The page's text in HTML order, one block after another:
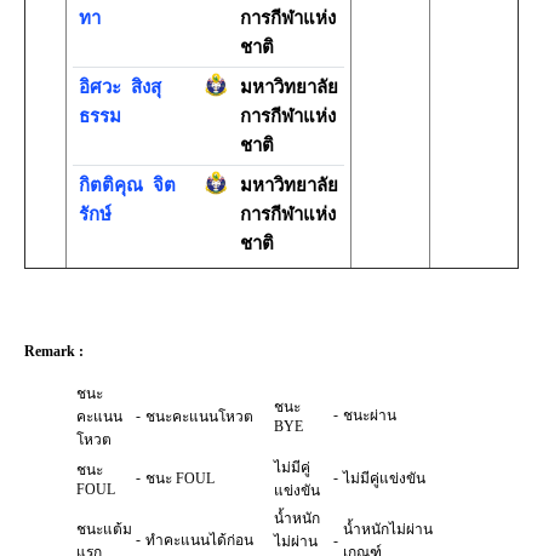
ทา
การกีฬาแห่ง
ชาติ
อิศวะสิงสุ
ธรรม
มหาวิทยาลัย
การกีฬาแห่ง
ชาติ
กิตติคุณจิต
รักษ์
มหาวิทยาลัย
การกีฬาแห่ง
ชาติ
Remark :
ชนะ
คะแนน
โหวต
- ชนะคะแนนโหวต
ชนะ
BYE
- ชนะผ่าน
ชนะ
FOUL
- ชนะ FOUL
ไม่มีคู่
แข่งขัน
- ไม่มีคู่แข่งขัน
ชนะแต้ม
แรก
- ทำคะแนนได้ก่อน
น้ำหนัก
ไม่ผ่าน
-
น้ำหนักไม่ผ่าน
เกณฑ์